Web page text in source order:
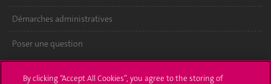
Démarches administratives
Poser une question
By clicking “Accept All Cookies”, you agree to the storing of